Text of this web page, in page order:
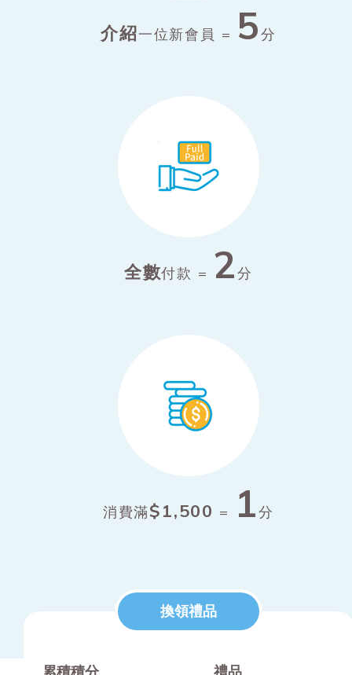
介紹一位新會員 = 5分
全數付款 = 2分
消費滿$1,500 = 1分
換領禮品